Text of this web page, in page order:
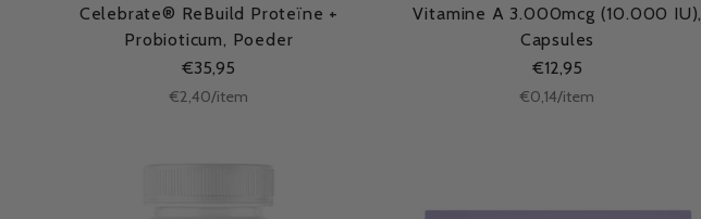
Celebrate® ReBuild Proteïne +
Probioticum, Poeder
€35,95
Stukprijs
€2,40/per
item
Vitamine A 3.000mcg (10.000 IU),
Capsules
€12,95
Stukprijs
€0,14/per
item